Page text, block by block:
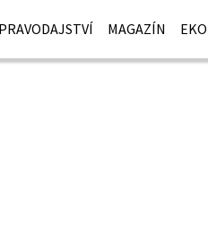
MAGAZÍN